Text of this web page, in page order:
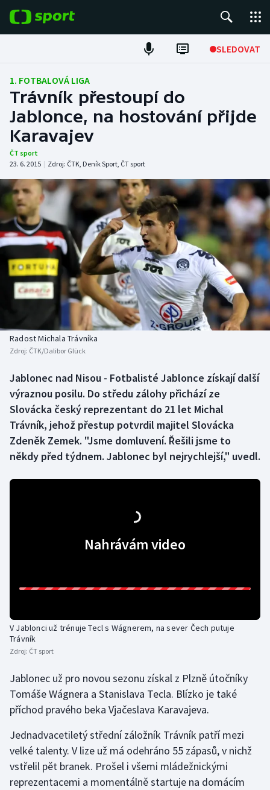
SLEDOVAT
Fotbal
Hokej
Tenis
Atletika
Cyklistika
DALŠÍ SPORTY
Americký fotbal
Baseball a softbal
Basketbal
Biatlon
Box
Curling
Dostihy
Florbal
Jezdectví
Judo
Krasobruslení
Lezení
Lyže a snowboard
Moderní pětiboj
NEPŘEHLÉDNĚTE
Soutěže
Historické návraty
Aplikace ČT sport
1. FOTBALOVÁ LIGA
Trávník přestoupí do
Jablonce, na hostování přijde
Karavajev
ČT sport
23. 6. 2015 | Zdroj: ČTK, Deník Sport, ČT sport
Radost Michala Trávníka
Zdroj: ČTK/Dalibor Glück
Jablonec nad Nisou - Fotbalisté Jablonce získají další
výraznou posilu. Do středu zálohy přichází ze
Slovácka český reprezentant do 21 let Michal
Trávník, jehož přestup potvrdil majitel Slovácka
Zdeněk Zemek. "Jsme domluvení. Řešili jsme to
někdy před týdnem. Jablonec byl nejrychlejší," uvedl.
Nahrávám video
V Jablonci už trénuje Tecl s Wágnerem, na sever Čech putuje
Trávník
Zdroj: ČT sport
Jablonec už pro novou sezonu získal z Plzně útočníky
Tomáše Wágnera a Stanislava Tecla. Blízko je také
příchod pravého beka Vjačeslava Karavajeva.
Jednadvacetiletý střední záložník Trávník patří mezi
velké talenty. V lize už má odehráno 55 zápasů, v nichž
vstřelil pět branek. Prošel i všemi mládežnickými
reprezentacemi a momentálně startuje na domácím